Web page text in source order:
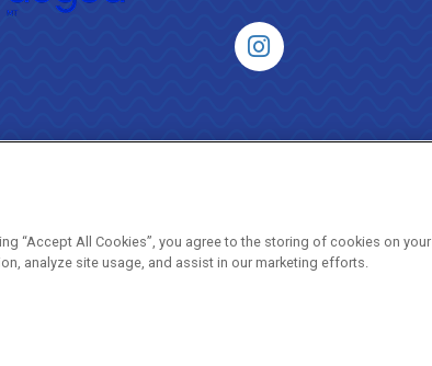
“Accept All Cookies”, you agree to the storing of cookies on
analyze site usage, and assist in our marketing efforts.